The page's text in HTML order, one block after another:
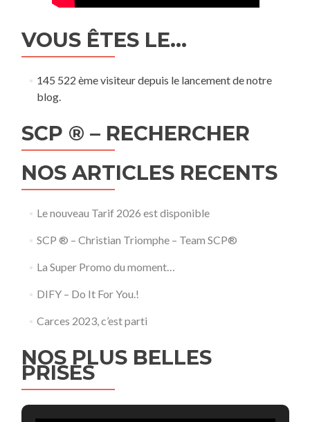
VOUS ÊTES LE…
145 522 ème visiteur depuis le lancement de notre
blog.
SCP ® – RECHERCHER
NOS ARTICLES RECENTS
Le nouveau Tarif 2026 est disponible
SCP ® – Christian Triomphe – Team SCP®
La Super Promo du moment…
DIFY – Do It For You.!
Carces 2023, c’est parti
NOS PLUS BELLES
PRISES